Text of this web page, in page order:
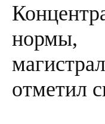
нормы,
отметил